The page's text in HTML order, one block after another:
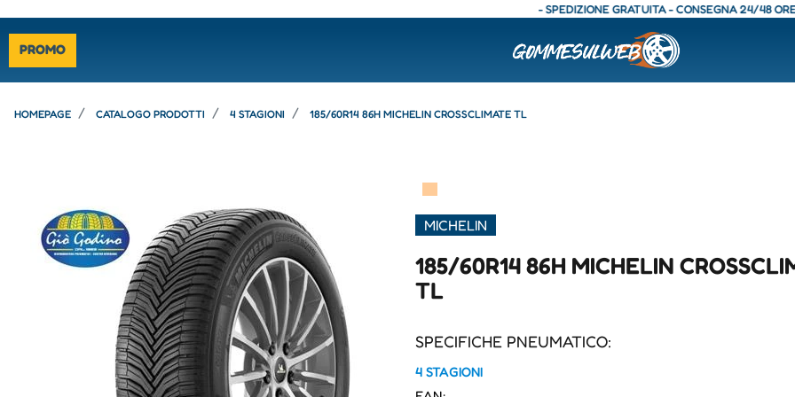
- SPEDIZIONE GRATUITA - CONSEGNA 24/48 ORE -
PROMO
HOMEPAGE CATALOGO PRODOTTI 4 STAGIONI 185/60R14 86H MICHELIN CROSSCLIMATE TL
▀
MICHELIN
185/60R14 86H MICHELIN
TL
SPECIFICHE PNEUMATICO:
4 STAGIONI